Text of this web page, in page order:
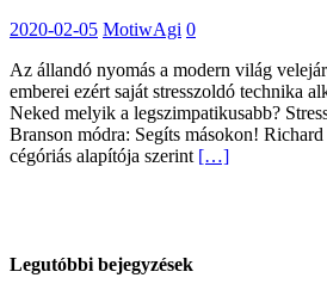
2020-02-05 MotiwAgi 0
Az állandó nyomás a modern világ
emberei ezért saját stresszoldó technika
Neked melyik a legszimpatikusabb?
Branson módra: Segíts másokon!
cégóriás alapítója szerint […]
Legutóbbi bejegyzések